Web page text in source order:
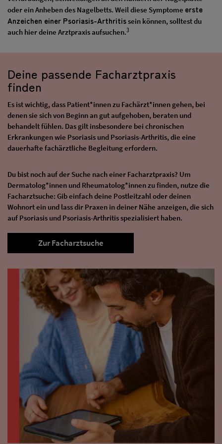
oder ein Anheben des Nagelbetts. Weil diese Symptome erste
Anzeichen einer Psoriasis-Arthritissein können, solltest du
auch hier deine Arztpraxis aufsuchen.3
Deine passende Facharztpraxis
finden
Es ist wichtig, dass Patient*innen zu Fachärzt*innen gehen, bei
denen sie sich von Beginn an gut aufgehoben, beraten und
behandelt fühlen. Das gilt insbesondere bei chronischen
Erkrankungen wie Psoriasis und Psoriasis-Arthritis, die eine
dauerhafte fachärztliche Begleitung erfordern.
Du bist noch auf der Suche nach einer Facharztpraxis? Um
Dermatolog*innen und Rheumatolog*innen zu finden, nutze die
Facharztsuche: Gib einfach deine Postleitzahl oder deinen
Wohnort ein und lass dir Praxen in deiner Nähe anzeigen, die sich
auf Psoriasis und Psoriasis-Arthritis spezialisiert haben.
Zur Facharztsuche